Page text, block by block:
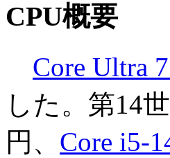
CPU概要
Core Ultra
した。第14世
円、 Core i5-